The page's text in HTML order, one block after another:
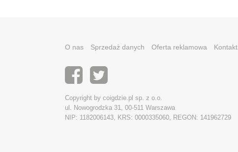
O nas Sprzedaż danych Oferta reklamowa Kontakt
Copyright by coigdzie.pl sp. z o.o.
ul. Nowogrodzka 31, 00-511 Warszawa
NIP: 1182006143, KRS: 0000335060, REGON: 141962729